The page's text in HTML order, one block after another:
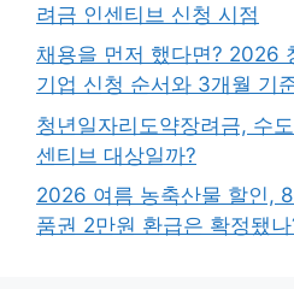
려금 인센티브 신청 시점
채용을 먼저 했다면? 2026
기업 신청 순서와 3개월 기
청년일자리도약장려금, 수
센티브 대상일까?
2026 여름 농축산물 할인,
품권 2만원 환급은 확정됐나